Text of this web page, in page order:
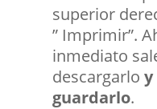
superior
” Imprimir”.
inmediato
descargarlo y
guardarlo.